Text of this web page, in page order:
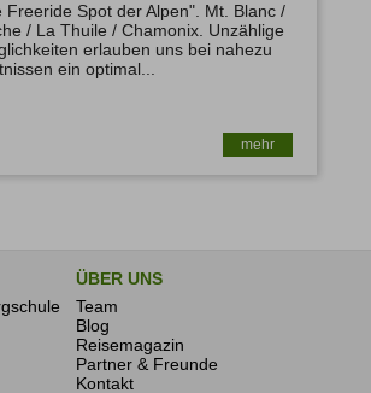
Freeride Spot der Alpen". Mt. Blanc /
/ La Thuile / Chamonix. Unzählige
erlauben uns bei nahezu
ein optimal...
mehr
ÜBER UNS
Team
Blog
Reisemagazin
Partner & Freunde
Kontakt